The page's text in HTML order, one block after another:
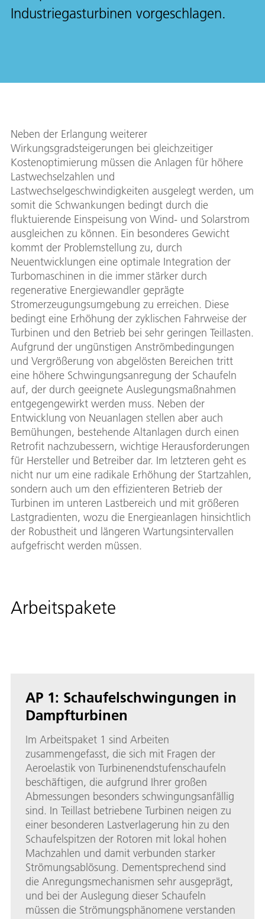
Industriegasturbinen vorgeschlagen.
Neben der Erlangung weiterer
Wirkungsgradsteigerungen bei gleichzeitiger
Kostenoptimierung müssen die Anlagen für höhere
Lastwechselzahlen und
Lastwechselgeschwindigkeiten ausgelegt werden, um
somit die Schwankungen bedingt durch die
fluktuierende Einspeisung von Wind- und Solarstrom
ausgleichen zu können. Ein besonderes Gewicht
kommt der Problemstellung zu, durch
Neuentwicklungen eine optimale Integration der
Turbomaschinen in die immer stärker durch
regenerative Energiewandler geprägte
Stromerzeugungsumgebung zu erreichen. Diese
bedingt eine Erhöhung der zyklischen Fahrweise der
Turbinen und den Betrieb bei sehr geringen Teillasten.
Aufgrund der ungünstigen Anströmbedingungen
und Vergrößerung von abgelösten Bereichen tritt
eine höhere Schwingungsanregung der Schaufeln
auf, der durch geeignete Auslegungsmaßnahmen
entgegengewirkt werden muss. Neben der
Entwicklung von Neuanlagen stellen aber auch
Bemühungen, bestehende Altanlagen durch einen
Retrofit nachzubessern, wichtige Herausforderungen
für Hersteller und Betreiber dar. Im letzteren geht es
nicht nur um eine radikale Erhöhung der Startzahlen,
sondern auch um den effizienteren Betrieb der
Turbinen im unteren Lastbereich und mit größeren
Lastgradienten, wozu die Energieanlagen hinsichtlich
der Robustheit und längeren Wartungsintervallen
aufgefrischt werden müssen.
Arbeitspakete
AP 1: Schaufelschwingungen in
Dampfturbinen
Im Arbeitspaket 1 sind Arbeiten
zusammengefasst, die sich mit Fragen der
Aeroelastik von Turbinenendstufenschaufeln
beschäftigen, die aufgrund Ihrer großen
Abmessungen besonders schwingungsanfällig
sind. In Teillast betriebene Turbinen neigen zu
einer besonderen Lastverlagerung hin zu den
Schaufelspitzen der Rotoren mit lokal hohen
Machzahlen und damit verbunden starker
Strömungsablösung. Dementsprechend sind
die Anregungsmechanismen sehr ausgeprägt,
und bei der Auslegung dieser Schaufeln
müssen die Strömungsphänomene verstanden